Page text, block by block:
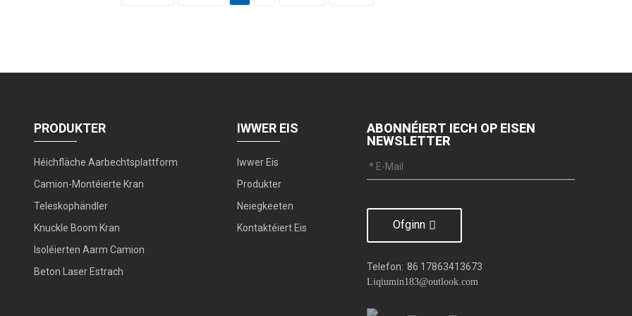
PRODUKTER
Héichfläche Aarbechtsplattform
Camion-Montéierte Kran
Teleskophändler
Knuckle Boom Kran
Isoléierten Aarm Camion
Beton Laser Estrach
IWWER EIS
Iwwer Eis
Produkter
Neiegkeeten
Kontaktéiert Eis
ABONNÉIERT IECH OP EISEN
NEWSLETTER
Ofginn
Telefon: 86 17863413673
Liqiumin183@outlook.com